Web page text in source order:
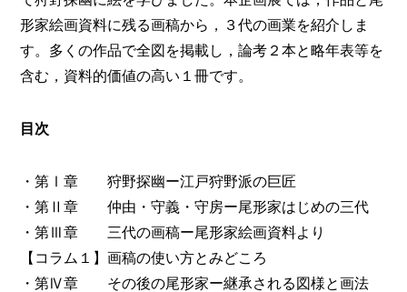
形家絵画資料に残る画稿から，３代の画業を紹介しま
す。多くの作品で全図を掲載し，論考２本と略年表等を
含む，資料的価値の高い１冊です。
目次
・第Ⅰ章 狩野探幽ー江戸狩野派の巨匠
・第Ⅱ章 仲由・守義・守房ー尾形家はじめの三代
・第Ⅲ章 三代の画稿ー尾形家絵画資料より
【コラム１】画稿の使い方とみどころ
・第Ⅳ章 その後の尾形家ー継承される図様と画法